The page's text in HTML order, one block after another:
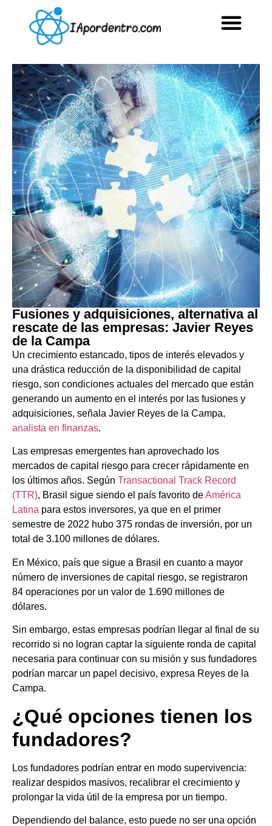
Fusiones y adquisiciones, alternativa al
rescate de las empresas: Javier Reyes
de la Campa
Un crecimiento estancado, tipos de interés elevados y
una drástica reducción de la disponibilidad de capital
riesgo, son condiciones actuales del mercado que están
generando un aumento en el interés por las fusiones y
adquisiciones, señala Javier Reyes de la Campa,
analista en finanzas.
Las empresas emergentes han aprovechado los
mercados de capital riesgo para crecer rápidamente en
los últimos años. Según Transactional Track Record
(TTR), Brasil sigue siendo el país favorito deAmérica
Latina para estos inversores, ya que en el primer
semestre de 2022 hubo 375 rondas de inversión, por un
total de 3.100 millones de dólares.
En México, país que sigue a Brasil en cuanto a mayor
número de inversiones de capital riesgo, se registraron
84 operaciones por un valor de 1.690 millones de
dólares.
Sin embargo, estas empresas podrían llegar al final de su
recorrido si no logran captar la siguiente ronda de capital
necesaria para continuar con su misión y sus fundadores
podrían marcar un papel decisivo, expresa Reyes de la
Campa.
¿Qué opciones tienen los
fundadores?
Los fundadores podrían entrar en modo supervivencia:
realizar despidos masivos, recalibrar el crecimiento y
prolongar la vida útil de la empresa por un tiempo.
Dependiendo del balance, esto puede no ser una opción